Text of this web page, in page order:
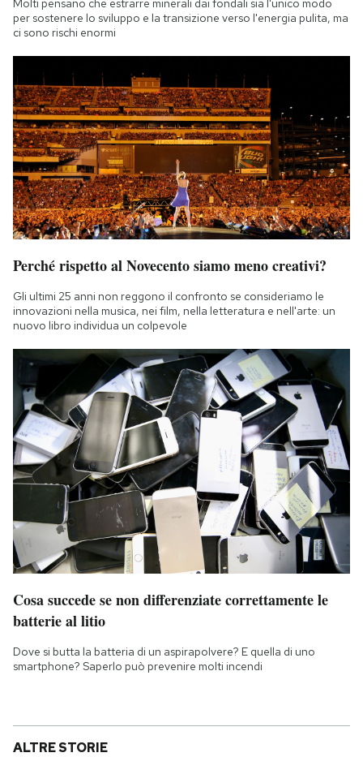
Molti pensano che estrarre minerali dai fondali sia l'unico modo
per sostenere lo sviluppo e la transizione verso l'energia pulita, ma
ci sono rischi enormi
Perché rispetto al Novecento siamo meno creativi?
Gli ultimi 25 anni non reggono il confronto se consideriamo le
innovazioni nella musica, nei film, nella letteratura e nell'arte: un
nuovo libro individua un colpevole
Cosa succede se non differenziate correttamente le
batterie al litio
Dove si butta la batteria di un aspirapolvere? E quella di uno
smartphone? Saperlo può prevenire molti incendi
ALTRE STORIE